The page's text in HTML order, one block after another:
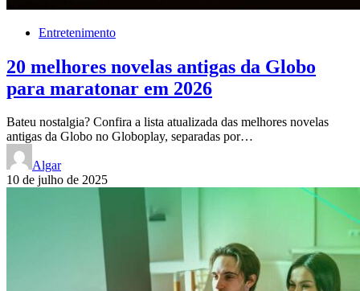
Entretenimento
20 melhores novelas antigas da Globo
para maratonar em 2026
Bateu nostalgia? Confira a lista atualizada das melhores novelas
antigas da Globo no Globoplay, separadas por…
Algar
10 de julho de 2025